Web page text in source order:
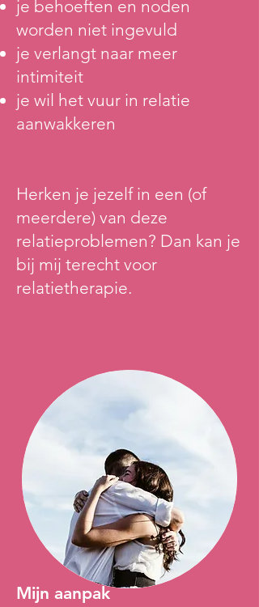
je behoeften en noden
worden niet ingevuld
je verlangt naar meer
intimiteit
je wil het vuur in relatie
aanwakkeren
Herken je jezelf in een (of
meerdere) van deze
relatieproblemen? Dan kan je
bij mij terecht voor
relatietherapie.
Mijn aanpak